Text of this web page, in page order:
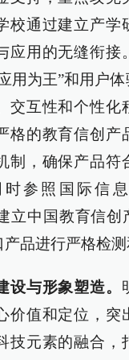
校通过建立产学
应用的无缝衔接
用为王”和用户
交互性和个性化
格的教育信创产
制，确保产品符
参照国际信
立中国教育信创
品进行严格检测
与形象塑造。
价值和定位，突
技元素的融合，